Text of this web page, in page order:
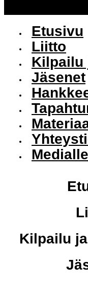
Etusivu
Liitto
Kilpailu
Jäsenet
Medialle
Kilpailu